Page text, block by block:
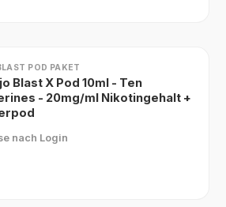
POD PAKET
Blast X Pod 10ml - Ten
- 20mg/ml Nikotingehalt +
nach Login